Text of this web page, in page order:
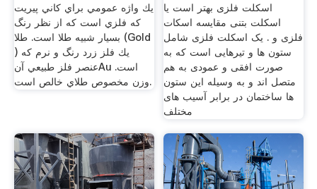
يك واژه عمومي براي كاني پيريت
كه فلزي است كه از نظر رنگ
بسيار شبيه طلا است. طلا (Gold
) يك فلز زرد رنگ و نرم كه
عنصر فلز طبيعي آنAu است.
وزن مخصوص طلاي خالص است.
اسکلت فلزی بهتر است یا
اسکلت بتنی مقایسه اسکات
فلزی و . یک اسکلت فلزی شامل
ستون ها و تیرهایی است که به
صورت افقی و عمودی به هم
متصل اند و به وسیله این ستون
ها ساختمان در برابر آسیب های
مختلف